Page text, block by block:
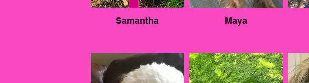
Samantha Maya